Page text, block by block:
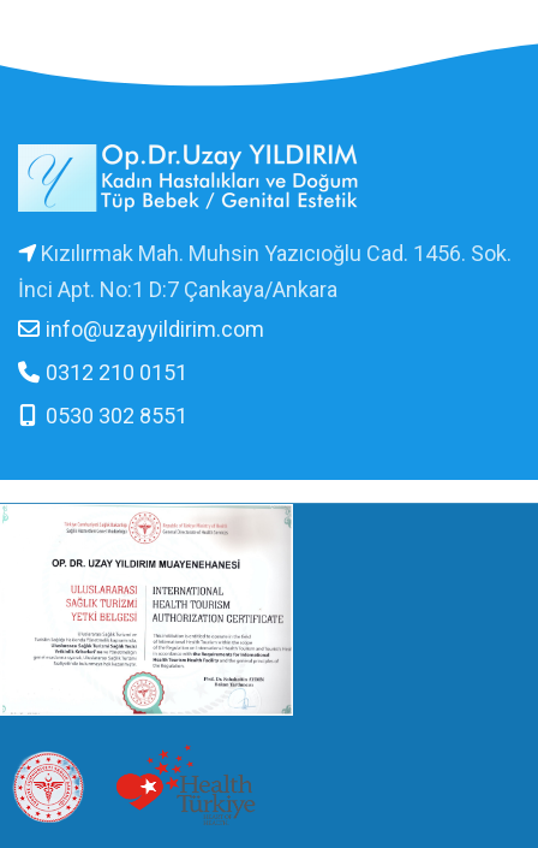
Kızılırmak Mah. Muhsin Yazıcıoğlu Cad. 1456. Sok.
İnci Apt. No:1 D:7 Çankaya/Ankara
info@uzayyildirim.com
0312 210 0151
0530 302 8551